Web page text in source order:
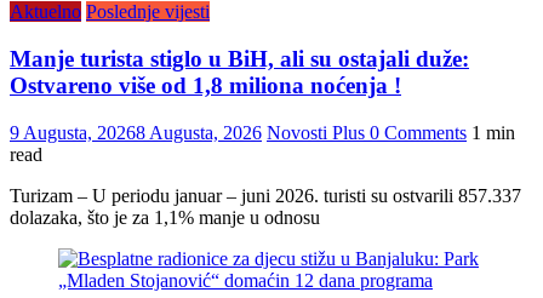
Aktuelno Poslednje vijesti
Manje turista stiglo u BiH, ali su ostajali duže:
Ostvareno više od 1,8 miliona noćenja !
9 Augusta, 20268 Augusta, 2026 Novosti Plus 0 Comments 1 min
read
Turizam – U periodu januar – juni 2026. turisti su ostvarili 857.337
dolazaka, što je za 1,1% manje u odnosu